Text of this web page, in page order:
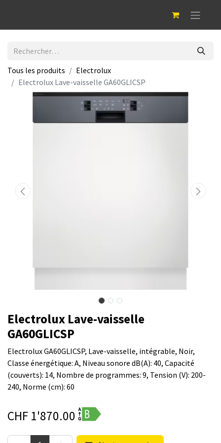
Tous les produits
Electrolux
Electrolux Lave-vaisselle GA60GLICSP
Electrolux Lave-vaisselle
GA60GLICSP
Electrolux GA60GLICSP, Lave-vaisselle, intégrable, Noir,
Classe énergétique: A, Niveau sonore dB(A): 40, Capacité
(couverts): 14, Nombre de programmes: 9, Tension (V): 200-
240, Norme (cm): 60
CHF 1'870.00